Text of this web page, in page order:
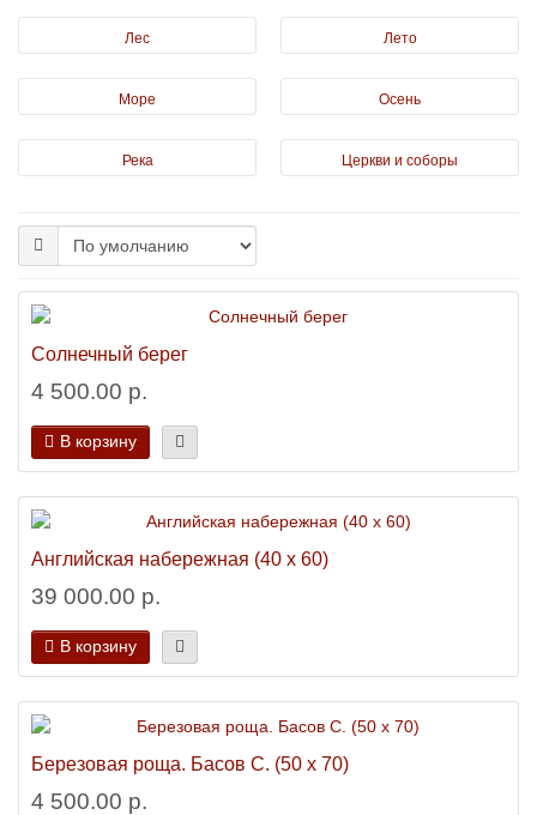
Лес Лето
Море Осень
Река Церкви и соборы
Солнечный берег
4 500.00 р.
В корзину
Английская набережная (40 х 60)
39 000.00 р.
В корзину
Березовая роща. Басов С. (50 х 70)
4 500.00 р.